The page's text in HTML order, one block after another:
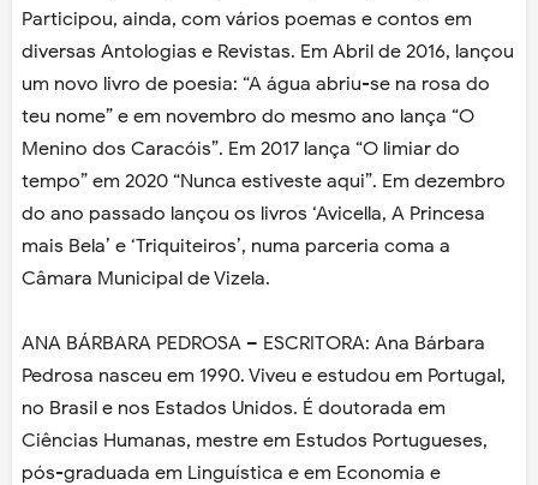
Participou, ainda, com vários poemas e contos em
diversas Antologias e Revistas. Em Abril de 2016, lançou
um novo livro de poesia: “A água abriu-se na rosa do
teu nome” e em novembro do mesmo ano lança “O
Menino dos Caracóis”. Em 2017 lança “O limiar do
tempo” em 2020 “Nunca estiveste aqui”. Em dezembro
do ano passado lançou os livros ‘Avicella, A Princesa
mais Bela’ e ‘Triquiteiros’, numa parceria coma a
Câmara Municipal de Vizela.
ANA BÁRBARA PEDROSA – ESCRITORA: Ana Bárbara
Pedrosa nasceu em 1990. Viveu e estudou em Portugal,
no Brasil e nos Estados Unidos. É doutorada em
Ciências Humanas, mestre em Estudos Portugueses,
pós-graduada em Linguística e em Economia e